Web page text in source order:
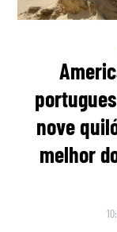
nove
melhor